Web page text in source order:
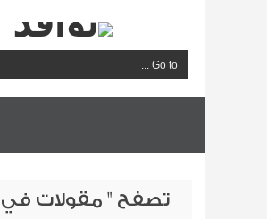
تصفح " مقولات في